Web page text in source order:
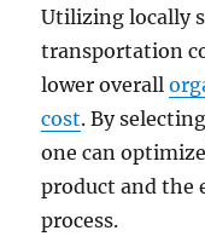
Utilizing locally
transportation
lower overall
cost. By
one can
product and the
process.